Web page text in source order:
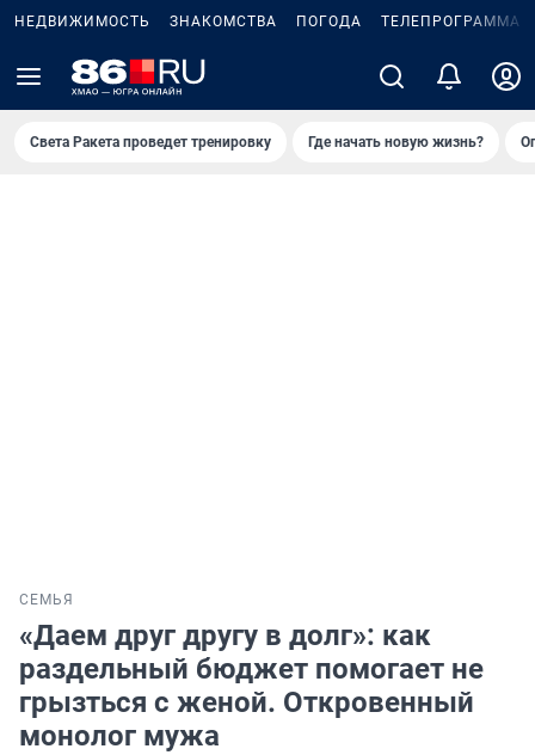
НЕДВИЖИМОСТЬ ЗНАКОМСТВА ПОГОДА ТЕЛЕПРОГРАММА
Света Ракета проведет тренировку Где начать новую жизнь?
СЕМЬЯ
«Даем друг другу в долг»: как
раздельный бюджет помогает не
грызться с женой. Откровенный
монолог мужа